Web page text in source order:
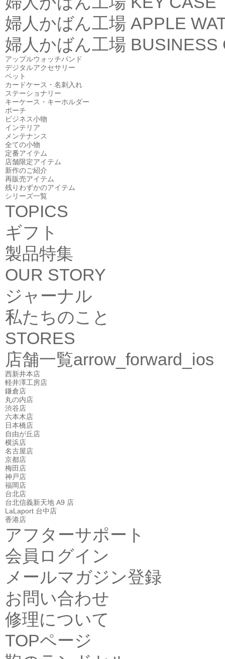
婦人かばん工場 APPLE
婦人かばん工場 BUSINESS
アップルウォッチバンド
デジタルアクセサリー
ペット
カードケース・名刺入れ
ステーショナリー
キーケース・キーホルダー
ポーチ
ビジネス小物
インテリア
メンテナンス
全ての小物
定番アイテム
店舗限定アイテム
新作のご紹介
再販売アイテム
残りわずかのアイテム
シリーズ一覧
TOPICS
ギフト
製品特集
OUR STORY
ジャーナル
私たちのこと
STORES
店舗一覧arrow_forward_ios
西新井本店
軽井澤工房店
鎌倉店
丸の内店
渋谷店
六本木店
日本橋店
自由が丘店
横浜店
名古屋店
京都店
梅田店
神戸店
福岡店
台北店
台北信義新天地 A9 店
LaLaport 台中店
香港店
アフターサポート
会員ログイン
メールマガジン登録
お問い合わせ
修理について
TOPページ